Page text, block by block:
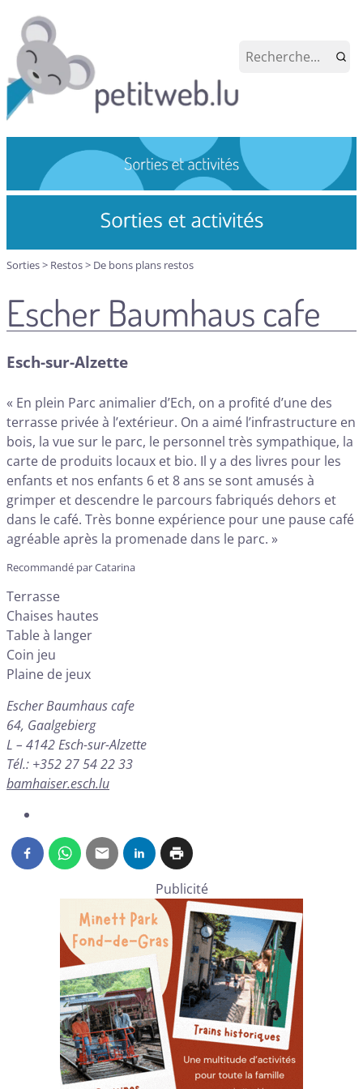
Sorties> Restos> De bons plans restos
Escher Baumhaus cafe
Esch-sur-Alzette
« En plein Parc animalier d’Ech, on a profité d’une des
terrasse privée à l’extérieur. On a aimé l’infrastructure en
bois, la vue sur le parc, le personnel très sympathique, la
carte de produits locaux et bio. Il y a des livres pour les
enfants et nos enfants 6 et 8 ans se sont amusés à
grimper et descendre le parcours fabriqués dehors et
dans le café. Très bonne expérience pour une pause café
agréable après la promenade dans le parc. »
Recommandé par Catarina
Terrasse
Chaises hautes
Table à langer
Coin jeu
Plaine de jeux
Escher Baumhaus cafe
64, Gaalgebierg
L – 4142 Esch-sur-Alzette
Tél.: +352 27 54 22 33
bamhaiser.esch.lu
Publicité